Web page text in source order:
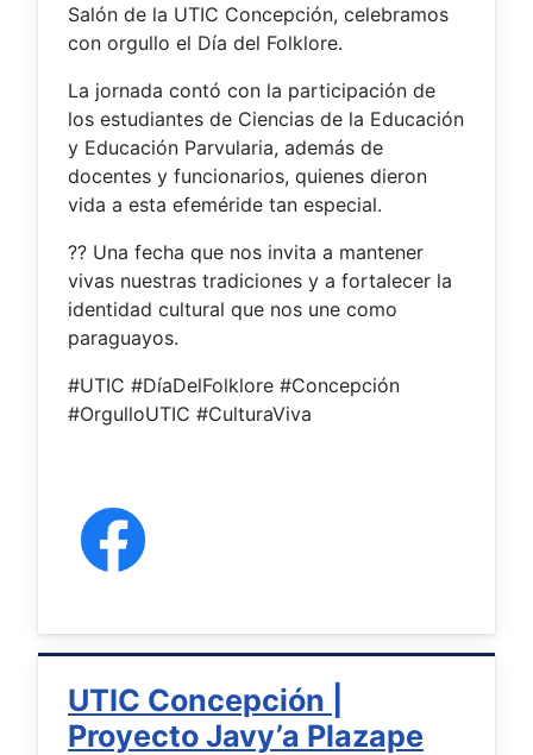
Salón de la UTIC Concepción, celebramos
con orgullo el Día del Folklore.
La jornada contó con la participación de
los estudiantes de Ciencias de la Educación
y Educación Parvularia, además de
docentes y funcionarios, quienes dieron
vida a esta efeméride tan especial.
?? Una fecha que nos invita a mantener
vivas nuestras tradiciones y a fortalecer la
identidad cultural que nos une como
paraguayos.
#UTIC #DíaDelFolklore #Concepción
#OrgulloUTIC #CulturaViva
UTIC Concepción |
Proyecto Javy’a Plazape